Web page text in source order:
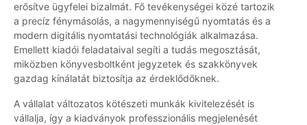
erősítve ügyfelei bizalmát. Fő tevékenységei közé tartozik
a precíz fénymásolás, a nagymennyiségű nyomtatás és a
modern digitális nyomtatási technológiák alkalmazása.
Emellett kiadói feladataival segíti a tudás megosztását,
miközben könyvesboltként jegyzetek és szakkönyvek
gazdag kínálatát biztosítja az érdeklődőknek.
A vállalat változatos kötészeti munkák kivitelezését is
vállalja, így a kiadványok professzionális megjelenését